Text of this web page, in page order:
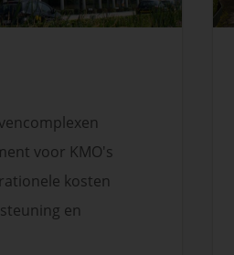
voor KMO's
kosten
en